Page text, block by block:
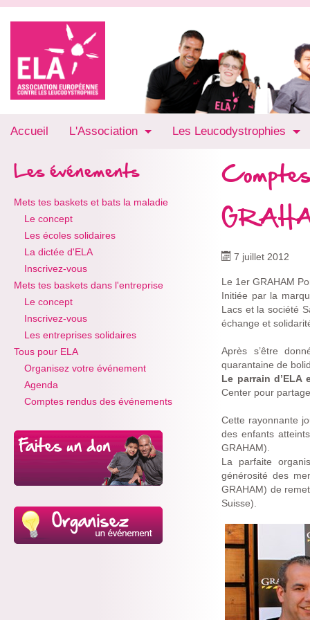
Accueil L'Association Les Leucodystrophies
Les événements
Mets tes baskets et bats la maladie
Le concept
Les écoles solidaires
La dictée d'ELA
Inscrivez-vous
Mets tes baskets dans l'entreprise
Le concept
Inscrivez-vous
Les entreprises solidaires
Tous pour ELA
Organisez votre événement
Agenda
Comptes rendus des événements
7 juillet 2012
Le 1er GRAHAM
Initiée par la
Lacs et la société
échange et
Après s’être
quarantaine de
Le parrain d’ELA
Center pour
Cette rayonnante
des enfants
GRAHAM).
La parfaite
générosité des
GRAHAM) de
Suisse).